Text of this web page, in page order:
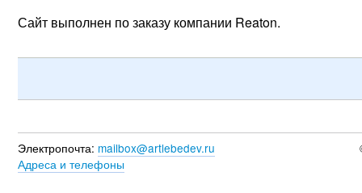
Сайт выполнен по заказу компании Reaton.
Электропочта: mailbox@artlebedev.ru
Адреса и телефоны